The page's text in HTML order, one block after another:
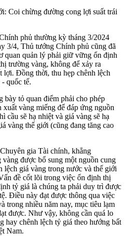
Coi chừng đường cong lợi suất trái
phủ thường kỳ tháng 3/2024
3/4, Thủ tướng Chính phủ cũng đã
quan quản lý phải giữ vững ổn định
trường vàng, không để xảy ra
lợi. Đồng thời, thu hẹp chênh lệch
quốc tế.
bày tỏ quan điểm phải cho phép
xuất vàng miếng để đáp ứng nguồn
cầu sẽ hạ nhiệt và giá vàng sẽ hạ
vàng thế giới (cũng đang tăng cao
gia Tài chính, khẳng
được bổ sung một nguồn cung
lệch giá vàng trong nước và thế giới
đề cốt lõi trong việc ổn định thị
tỷ giá là chúng ta phải duy trì được
Điều này đạt được thông qua việc
trong nhiều năm nay, mục tiêu lạm
được. Như vậy, không cần quá lo
hay chênh lệch tỷ giá theo hướng bất
Nam.